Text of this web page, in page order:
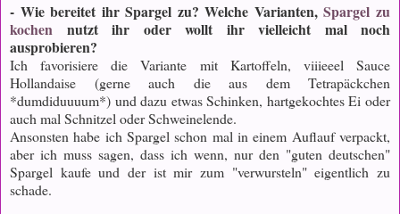
- Wie bereitet ihr Spargel zu? Welche Varianten,Spargel zu
kochen nutzt ihr oder wollt ihr vielleicht mal noch
ausprobieren?
Ich favorisiere die Variante mit Kartoffeln, viiieeel Sauce
Hollandaise (gerne auch die aus dem Tetrapäckchen
*dumdiduuuum*) und dazu etwas Schinken, hartgekochtes Ei oder
auch mal Schnitzel oder Schweinelende.
Ansonsten habe ich Spargel schon mal in einem Auflauf verpackt,
aber ich muss sagen, dass ich wenn, nur den "guten deutschen"
Spargel kaufe und der ist mir zum "verwursteln" eigentlich zu
schade.